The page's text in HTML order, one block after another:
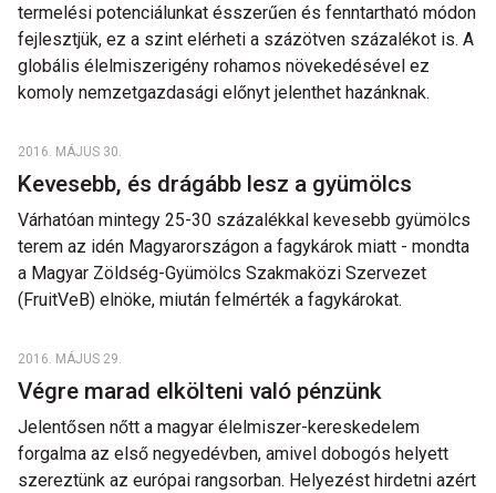
termelési potenciálunkat ésszerűen és fenntartható módon
fejlesztjük, ez a szint elérheti a százötven százalékot is. A
globális élelmiszerigény rohamos növekedésével ez
komoly nemzetgazdasági előnyt jelenthet hazánknak.
2016. MÁJUS 30.
Kevesebb, és drágább lesz a gyümölcs
Várhatóan mintegy 25-30 százalékkal kevesebb gyümölcs
terem az idén Magyarországon a fagykárok miatt - mondta
a Magyar Zöldség-Gyümölcs Szakmaközi Szervezet
(FruitVeB) elnöke, miután felmérték a fagykárokat.
2016. MÁJUS 29.
Végre marad elkölteni való pénzünk
Jelentősen nőtt a magyar élelmiszer-kereskedelem
forgalma az első negyedévben, amivel dobogós helyett
szereztünk az európai rangsorban. Helyezést hirdetni azért